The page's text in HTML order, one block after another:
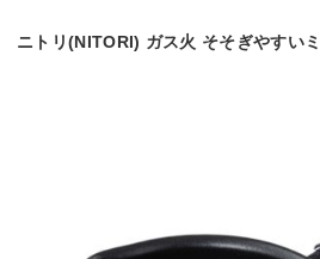
ニトリ(NITORI) ガス火 そそぎやすい